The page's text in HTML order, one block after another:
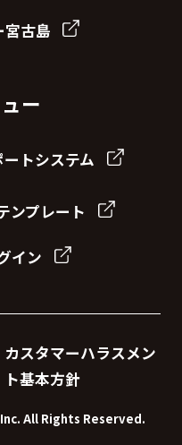
宮古島
ー
トシステム
ンプレート
イン
カスタマーハラスメン
ト基本方針
All Rights Reserved.